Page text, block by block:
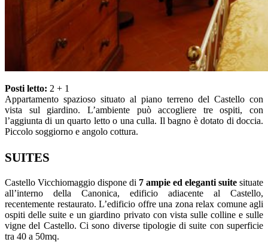
Posti letto: 2 + 1
Appartamento spazioso situato al piano terreno del Castello con
vista sul giardino. L’ambiente può accogliere tre ospiti, con
l’aggiunta di un quarto letto o una culla. Il bagno è dotato di doccia.
Piccolo soggiorno e angolo cottura.
SUITES
Castello Vicchiomaggio dispone di 7 ampie ed eleganti suite situate
all’interno della Canonica, edificio adiacente al Castello,
recentemente restaurato. L’edificio offre una zona relax comune agli
ospiti delle suite e un giardino privato con vista sulle colline e sulle
vigne del Castello. Ci sono diverse tipologie di suite con superficie
tra 40 a 50mq.